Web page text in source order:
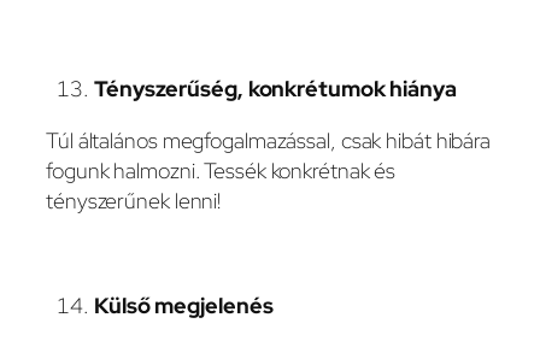
Tényszerűség, konkrétumok hiánya
Túl általános megfogalmazással, csak hibát hibára
fogunk halmozni. Tessék konkrétnak és
tényszerűnek lenni!
Külső megjelenés